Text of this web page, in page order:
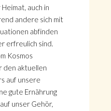
auch in
andere sich mit
abfinden
erfreulich sind.
Kosmos
aktuellen
auf unsere
gute Ernährung
unser Gehör,